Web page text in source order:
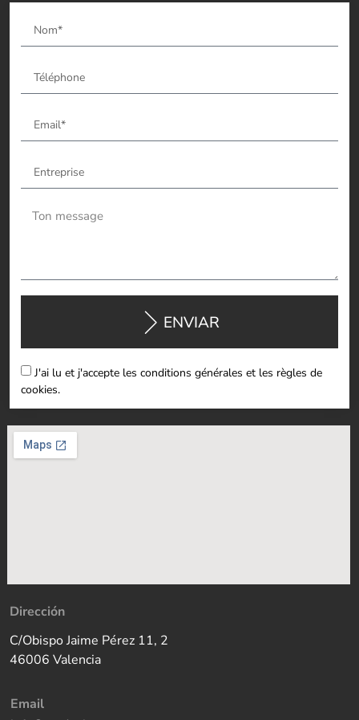
J'ai lu et j'accepte les conditions générales et les règles de
cookies.
ENVIAR
Dirección
C/Obispo Jaime Pérez 11, 2
46006 Valencia
Email